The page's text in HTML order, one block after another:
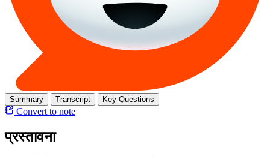
Summary Transcript Key Questions
Convert to note
प्रस्तावना